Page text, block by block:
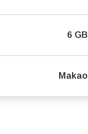
6 GB
Makao